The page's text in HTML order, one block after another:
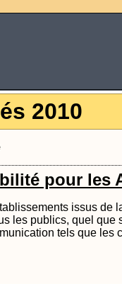
2010
pour les
issus de
les publics, quel
tels que